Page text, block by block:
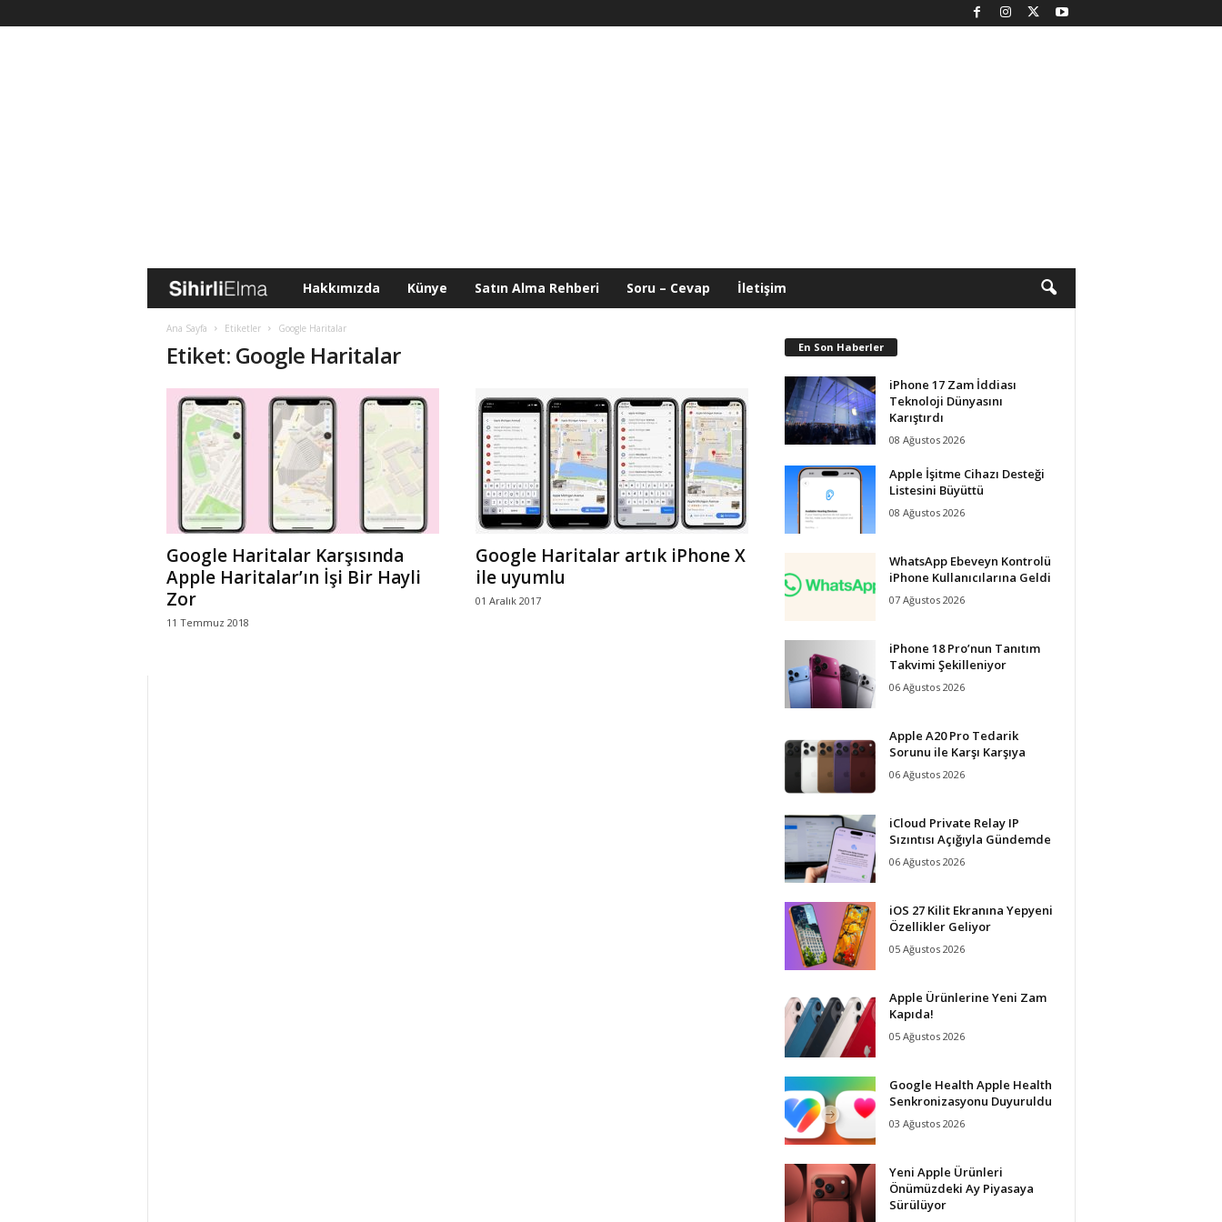
i
h
i
l
i
Hakkımızda Künye Satın Alma Rehberi Soru – Cevap İletişim
Ana Sayfa Etiketler Google Haritalar
Etiket: Google Haritalar
Google Haritalar Karşısında
Apple Haritalar’ın İşi Bir Hayli
Zor
11 Temmuz 2018
Google Haritalar artık iPhone X
ile uyumlu
01 Aralık 2017
En Son Haberler
iPhone 17 Zam İddiası
Teknoloji Dünyasını
Karıştırdı
08 Ağustos 2026
Apple İşitme Cihazı Desteği
Listesini Büyüttü
08 Ağustos 2026
WhatsApp Ebeveyn Kontrolü
iPhone Kullanıcılarına Geldi
07 Ağustos 2026
iPhone 18 Pro’nun Tanıtım
Takvimi Şekilleniyor
06 Ağustos 2026
Apple A20 Pro Tedarik
Sorunu ile Karşı Karşıya
06 Ağustos 2026
iCloud Private Relay IP
Sızıntısı Açığıyla Gündemde
06 Ağustos 2026
iOS 27 Kilit Ekranına Yepyeni
Özellikler Geliyor
05 Ağustos 2026
Apple Ürünlerine Yeni Zam
Kapıda!
05 Ağustos 2026
Google Health Apple Health
Senkronizasyonu Duyuruldu
03 Ağustos 2026
Yeni Apple Ürünleri
Önümüzdeki Ay Piyasaya
Sürülüyor